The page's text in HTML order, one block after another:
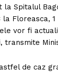
la Spitalul
la Floreasca, 1
vor fi
transmite
de caz